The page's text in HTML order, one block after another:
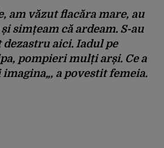
am văzut flacăra mare, au
simțeam că ardeam. S-au
dezastru aici. Iadul pe
pompieri mulți arși. Ce a
„, a povestit femeia.